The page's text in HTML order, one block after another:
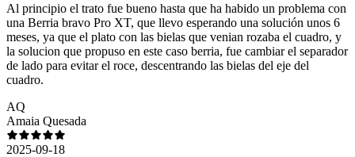
Al principio el trato fue bueno hasta que ha habido un problema con
una Berria bravo Pro XT, que llevo esperando una solución unos 6
meses, ya que el plato con las bielas que venian rozaba el cuadro, y
la solucion que propuso en este caso berria, fue cambiar el separador
de lado para evitar el roce, descentrando las bielas del eje del
cuadro.
AQ
Amaia Quesada
2025-09-18